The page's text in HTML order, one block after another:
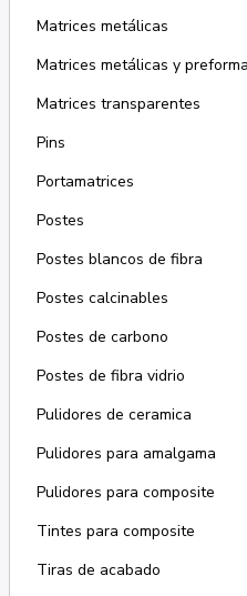
Matrices metálicas
Matrices metálicas y
Matrices transparentes
Pins
Portamatrices
Postes
Postes blancos de fibra
Postes calcinables
Postes de carbono
Postes de fibra vidrio
Pulidores de ceramica
Pulidores para amalgama
Pulidores para composite
Tintes para composite
Tiras de acabado